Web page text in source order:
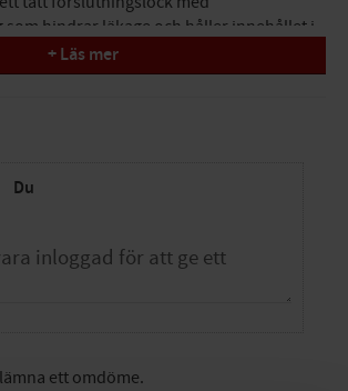
hindrar läkage och håller innehållet i
En perfekt serveringflaska som också
använda som förvaring av drycker.
8,2x8,2x31,5 cm
+ Läs mer
Du
ett omdöme.